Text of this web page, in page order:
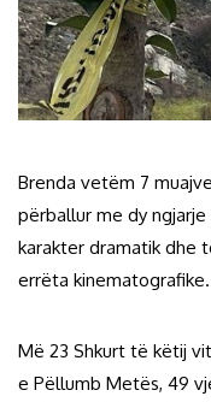
Brenda vetëm 7
përballur me dy
karakter dramatik dhe
errëta kinematografike.
Më 23 Shkurt të këtij
e Pëllumb Metës, 49